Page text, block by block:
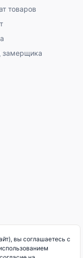
товаров
замерщика
вы соглашаетесь с